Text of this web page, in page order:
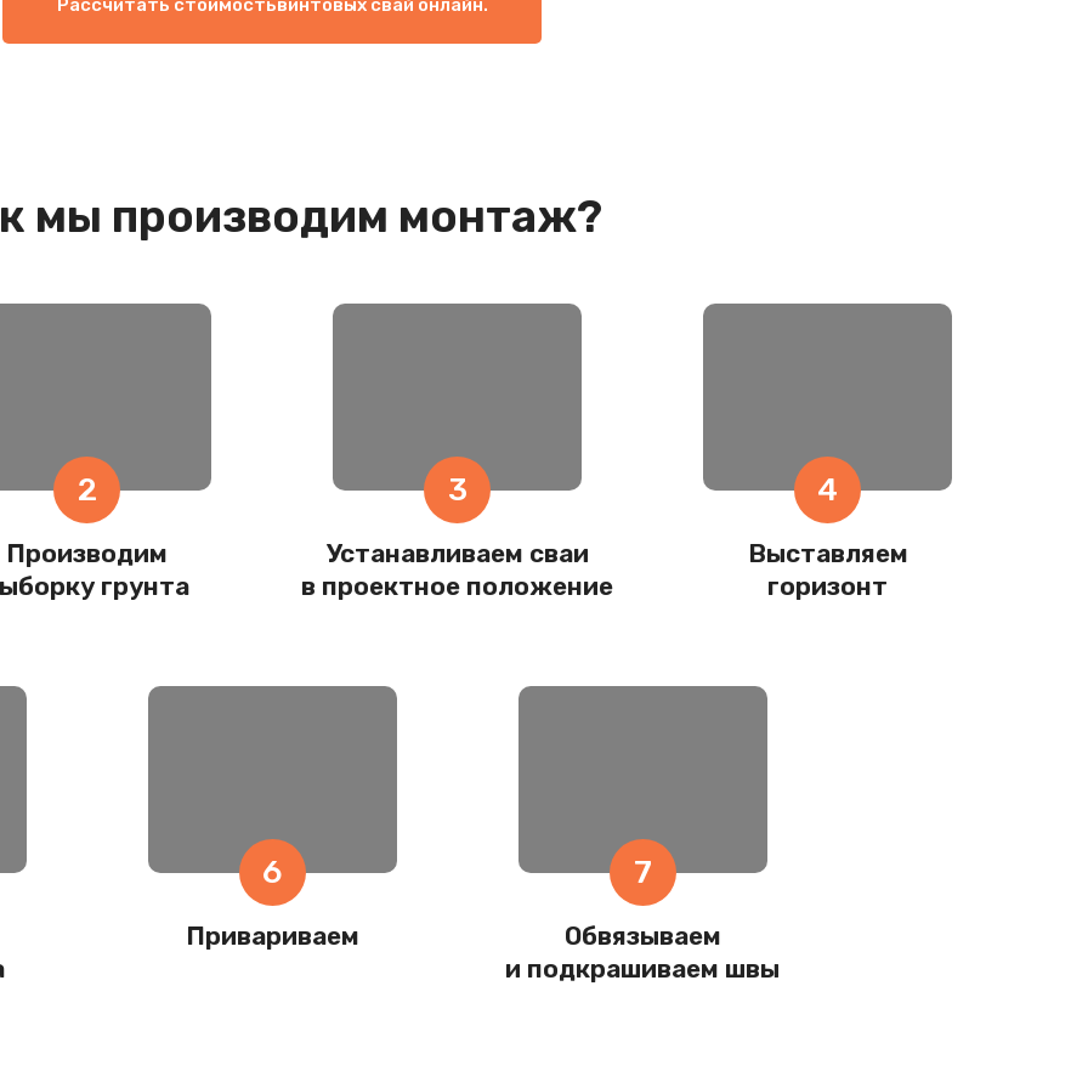
мы производим монтаж?
2
Производим
грунта
3
Устанавливаем сваи
в проектное положение
4
Выставляем
горизонт
6
Привариваем
7
Обвязываем
и подкрашиваем швы